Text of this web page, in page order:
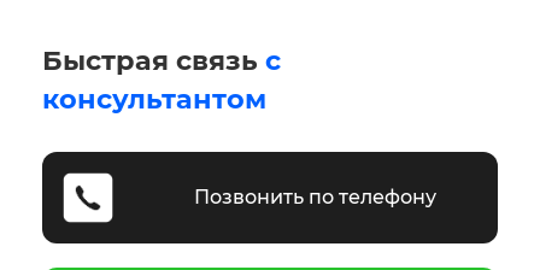
Быстрая связь с
консультантом
Позвонить по телефону